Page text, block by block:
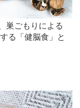
巣ごもりによる
る「健脳食」と